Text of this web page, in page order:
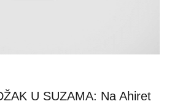
U SUZAMA: Na Ahiret